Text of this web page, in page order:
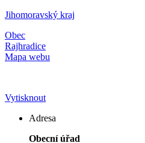
Jihomoravský kraj
Obec
Rajhradice
Mapa webu
Vytisknout
Adresa
Obecní úřad